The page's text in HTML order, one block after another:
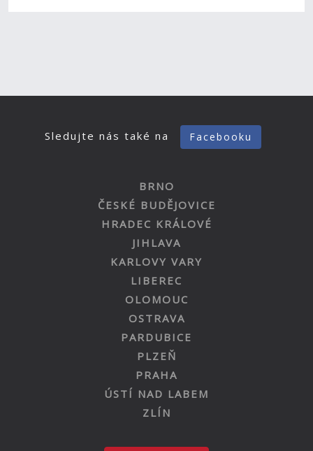
Sledujte nás také na Facebooku
BRNO
ČESKÉ BUDĚJOVICE
HRADEC KRÁLOVÉ
JIHLAVA
KARLOVY VARY
LIBEREC
OLOMOUC
OSTRAVA
PARDUBICE
PLZEŇ
PRAHA
ÚSTÍ NAD LABEM
ZLÍN